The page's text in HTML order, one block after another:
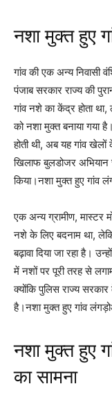
नशा मुक्त हुए
गांव की एक अन्य निवासी
पंजाब सरकार राज्य की
गांव नशे का केंद्र होता
को नशा मुक्त बनाया गया
होती थी, अब यह गांव
खिलाफ बुलडोजर अभियान
किया।नशा मुक्त हुए गांव
एक अन्य ग्रामीण, मास्टर
नशे के लिए बदनाम था,
बढ़ावा दिया जा रहा है।
में नशों पर पूरी तरह से
क्योंकि पुलिस राज्य
है।नशा मुक्त हुए गांव
नशा मुक्त हुए
का सामना